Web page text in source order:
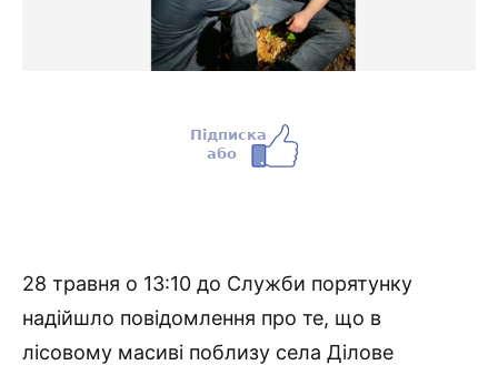
28 травня о 13:10 до Служби порятунку
надійшло повідомлення про те, що в
лісовому масиві поблизу села Ділове